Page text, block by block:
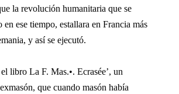
la revolución humanitaria que se
en ese tiempo, estallara en Francia más
y así se ejecutó.
libro La F. Mas.•. Ecrasée’, un
que cuando masón había